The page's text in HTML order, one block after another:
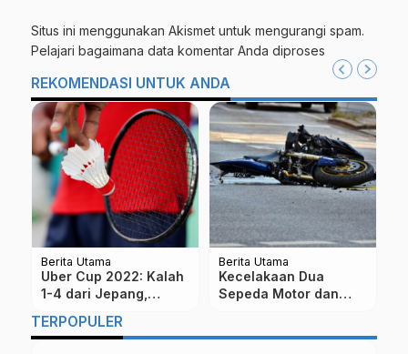
Situs ini menggunakan Akismet untuk mengurangi spam.
Pelajari bagaimana data komentar Anda diproses
REKOMENDASI UNTUK ANDA
Berita Utama
Pasca Corona, Semua
Sekolah dan Tempat
Berita Utama
Kabar Duka, Ulama
Besar Habib Abubakar
TERPOPULER